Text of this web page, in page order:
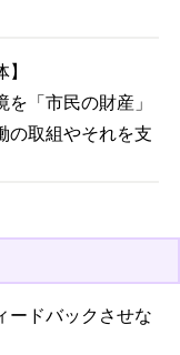
「市民の財産」
の取組やそれを支
ードバックさせな